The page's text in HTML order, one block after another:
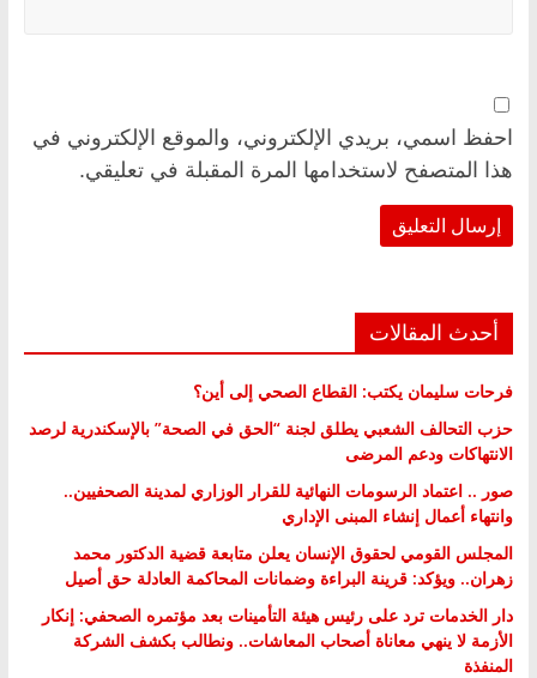
احفظ اسمي، بريدي الإلكتروني، والموقع الإلكتروني في
هذا المتصفح لاستخدامها المرة المقبلة في تعليقي.
أحدث المقالات
فرحات سليمان يكتب: القطاع الصحي إلى أين؟
حزب التحالف الشعبي يطلق لجنة “الحق في الصحة” بالإسكندرية لرصد
الانتهاكات ودعم المرضى
صور .. اعتماد الرسومات النهائية للقرار الوزاري لمدينة الصحفيين..
وانتهاء أعمال إنشاء المبنى الإداري
المجلس القومي لحقوق الإنسان يعلن متابعة قضية الدكتور محمد
زهران.. ويؤكد: قرينة البراءة وضمانات المحاكمة العادلة حق أصيل
دار الخدمات ترد على رئيس هيئة التأمينات بعد مؤتمره الصحفي: إنكار
الأزمة لا ينهي معاناة أصحاب المعاشات.. ونطالب بكشف الشركة
المنفذة